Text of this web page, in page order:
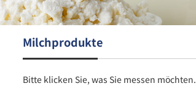
Milchprodukte
Bitte klicken Sie, was Sie messen möchten.